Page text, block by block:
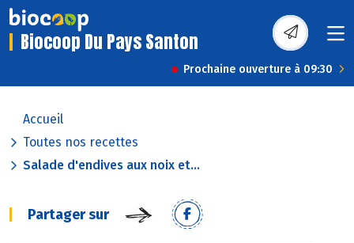
Biocoop Du Pays Santon
Prochaine ouverture à 09:30
Accueil
Toutes nos recettes
Salade d'endives aux noix et...
Partager sur